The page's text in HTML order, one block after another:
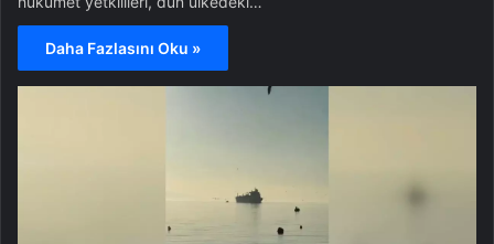
Daha Fazlasını Oku »